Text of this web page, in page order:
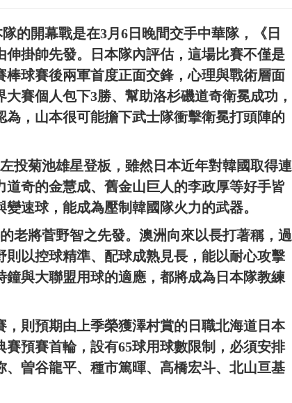
的開幕戰是在3月6日晚間交手中華隊，《日
掛帥先發。日本隊內評估，這場比賽不僅是
棒球賽後兩軍首度正面交鋒，心理與戰術層面
賽個人包下3勝、幫助洛杉磯道奇衛冕成功，
，山本很可能擔下武士隊衝擊衛冕打頭陣的
投菊池雄星登板，雖然日本近年對韓國取得連
奇的金慧成、舊金山巨人的李政厚等好手皆
速球，能成為壓制韓國隊火力的武器。
老將菅野智之先發。澳洲向來以長打著稱，過
以控球精準、配球成熟見長，能以耐心攻擊
與大聯盟用球的適應，都將成為日本隊教練
則預期由上季榮獲澤村賞的日職北海道日本
預賽首輪，設有65球用球數限制，必須安排
曽谷龍平、種市篤暉、高橋宏斗、北山亘基